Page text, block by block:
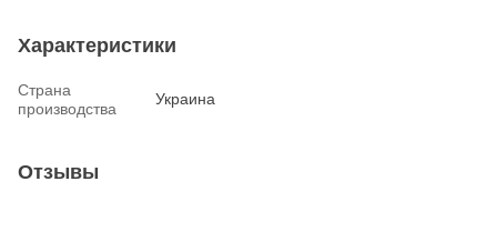
Характеристики
Страна
производства
Украина
Отзывы